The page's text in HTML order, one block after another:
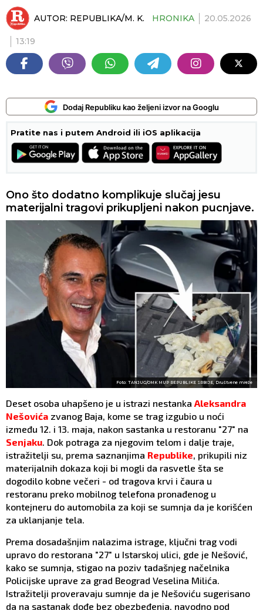
AUTOR: REPUBLIKA/M. K. HRONIKA 20.05.2026
13:19
Dodaj Republiku kao željeni izvor na Googlu
Pratite nas i putem Android ili iOS aplikacija
Ono što dodatno komplikuje slučaj jesu
materijalni tragovi prikupljeni nakon pucnjave.
Foto: TANJUG/OMK MUP REPUBLIKE SRBIJE, Društvene mreže
Deset osoba uhapšeno je u istrazi nestanka Aleksandra
Nešovića zvanog Baja, kome se trag izgubio u noći
između 12. i 13. maja, nakon sastanka u restoranu "27" na
Senjaku. Dok potraga za njegovim telom i dalje traje,
istražitelji su, prema saznanjima Republike, prikupili niz
materijalnih dokaza koji bi mogli da rasvetle šta se
dogodilo kobne večeri - od tragova krvi i čaura u
restoranu preko mobilnog telefona pronađenog u
kontejneru do automobila za koji se sumnja da je korišćen
za uklanjanje tela.
Prema dosadašnjim nalazima istrage, ključni trag vodi
upravo do restorana "27" u Istarskoj ulici, gde je Nešović,
kako se sumnja, stigao na poziv tadašnjeg načelnika
Policijske uprave za grad Beograd Veselina Milića.
Istražitelji proveravaju sumnje da je Nešoviću sugerisano
da na sastanak dođe bez obezbeđenja, navodno pod